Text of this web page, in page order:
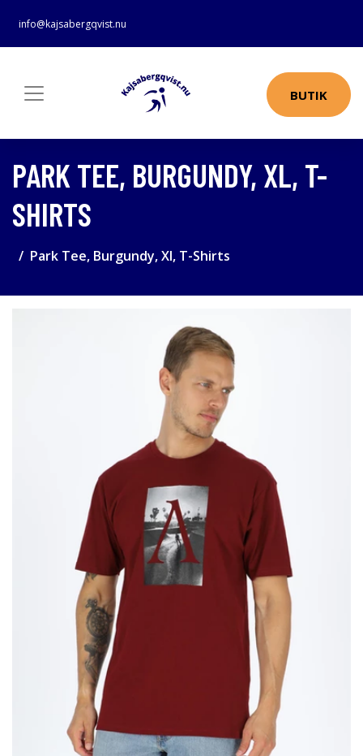
info@kajsabergqvist.nu
BUTIK
PARK TEE, BURGUNDY, XL, T-
SHIRTS
Park Tee, Burgundy, Xl, T-Shirts